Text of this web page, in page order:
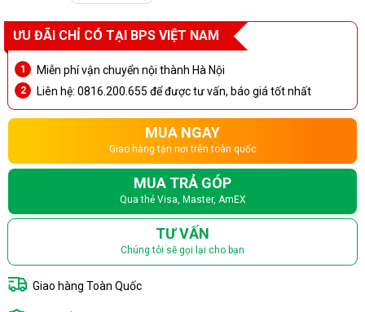
ƯU ĐÃI CHỈ CÓ TẠI BPS VIỆT NAM
Miễn phí vận chuyển nội thành Hà Nội
Liên hệ: 0816.200.655 để được tư vấn, báo giá tốt nhất
MUA NGAY
Giao hàng tận nơi trên toàn quốc
MUA TRẢ GÓP
Qua thẻ Visa, Master, AmEX
TƯ VẤN
Chúng tôi sẽ gọi lại cho bạn
Giao hàng Toàn Quốc